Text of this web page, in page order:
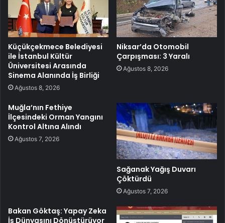
Küçükçekmece Belediyesi
ile İstanbul Kültür
Üniversitesi Arasında
Sinema Alanında İş Birliği
Ağustos 8, 2026
Niksar’da Otomobil
Çarpışması: 3 Yaralı
Ağustos 8, 2026
Muğla’nın Fethiye
İlçesindeki Orman Yangını
Kontrol Altına Alındı
Ağustos 7, 2026
Sağanak Yağış Duvarı
Çöktürdü
Ağustos 7, 2026
Bakan Göktaş: Yapay Zeka
İş Dünyasını Dönüştürüyor